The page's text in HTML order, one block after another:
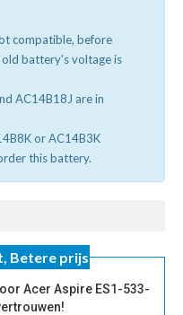
compatible, before
old battery's voltage is
AC14B18J are in
or AC14B3K
this battery.
Betere prijs
Acer Aspire ES1-533-